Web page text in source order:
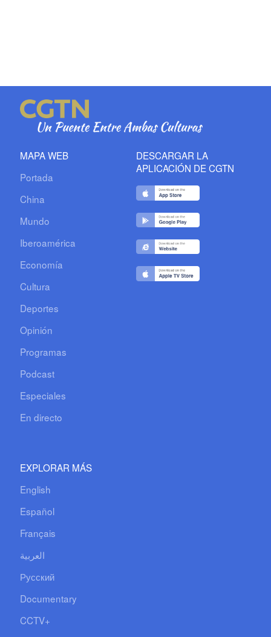
MAPA WEB
Portada
China
Mundo
Iberoamérica
Economía
Cultura
Deportes
Opinión
Programas
Podcast
Especiales
En directo
EXPLORAR MÁS
English
Español
Français
العربية
Русский
Documentary
CCTV+
DESCARGAR LA
APLICACIÓN DE CGTN